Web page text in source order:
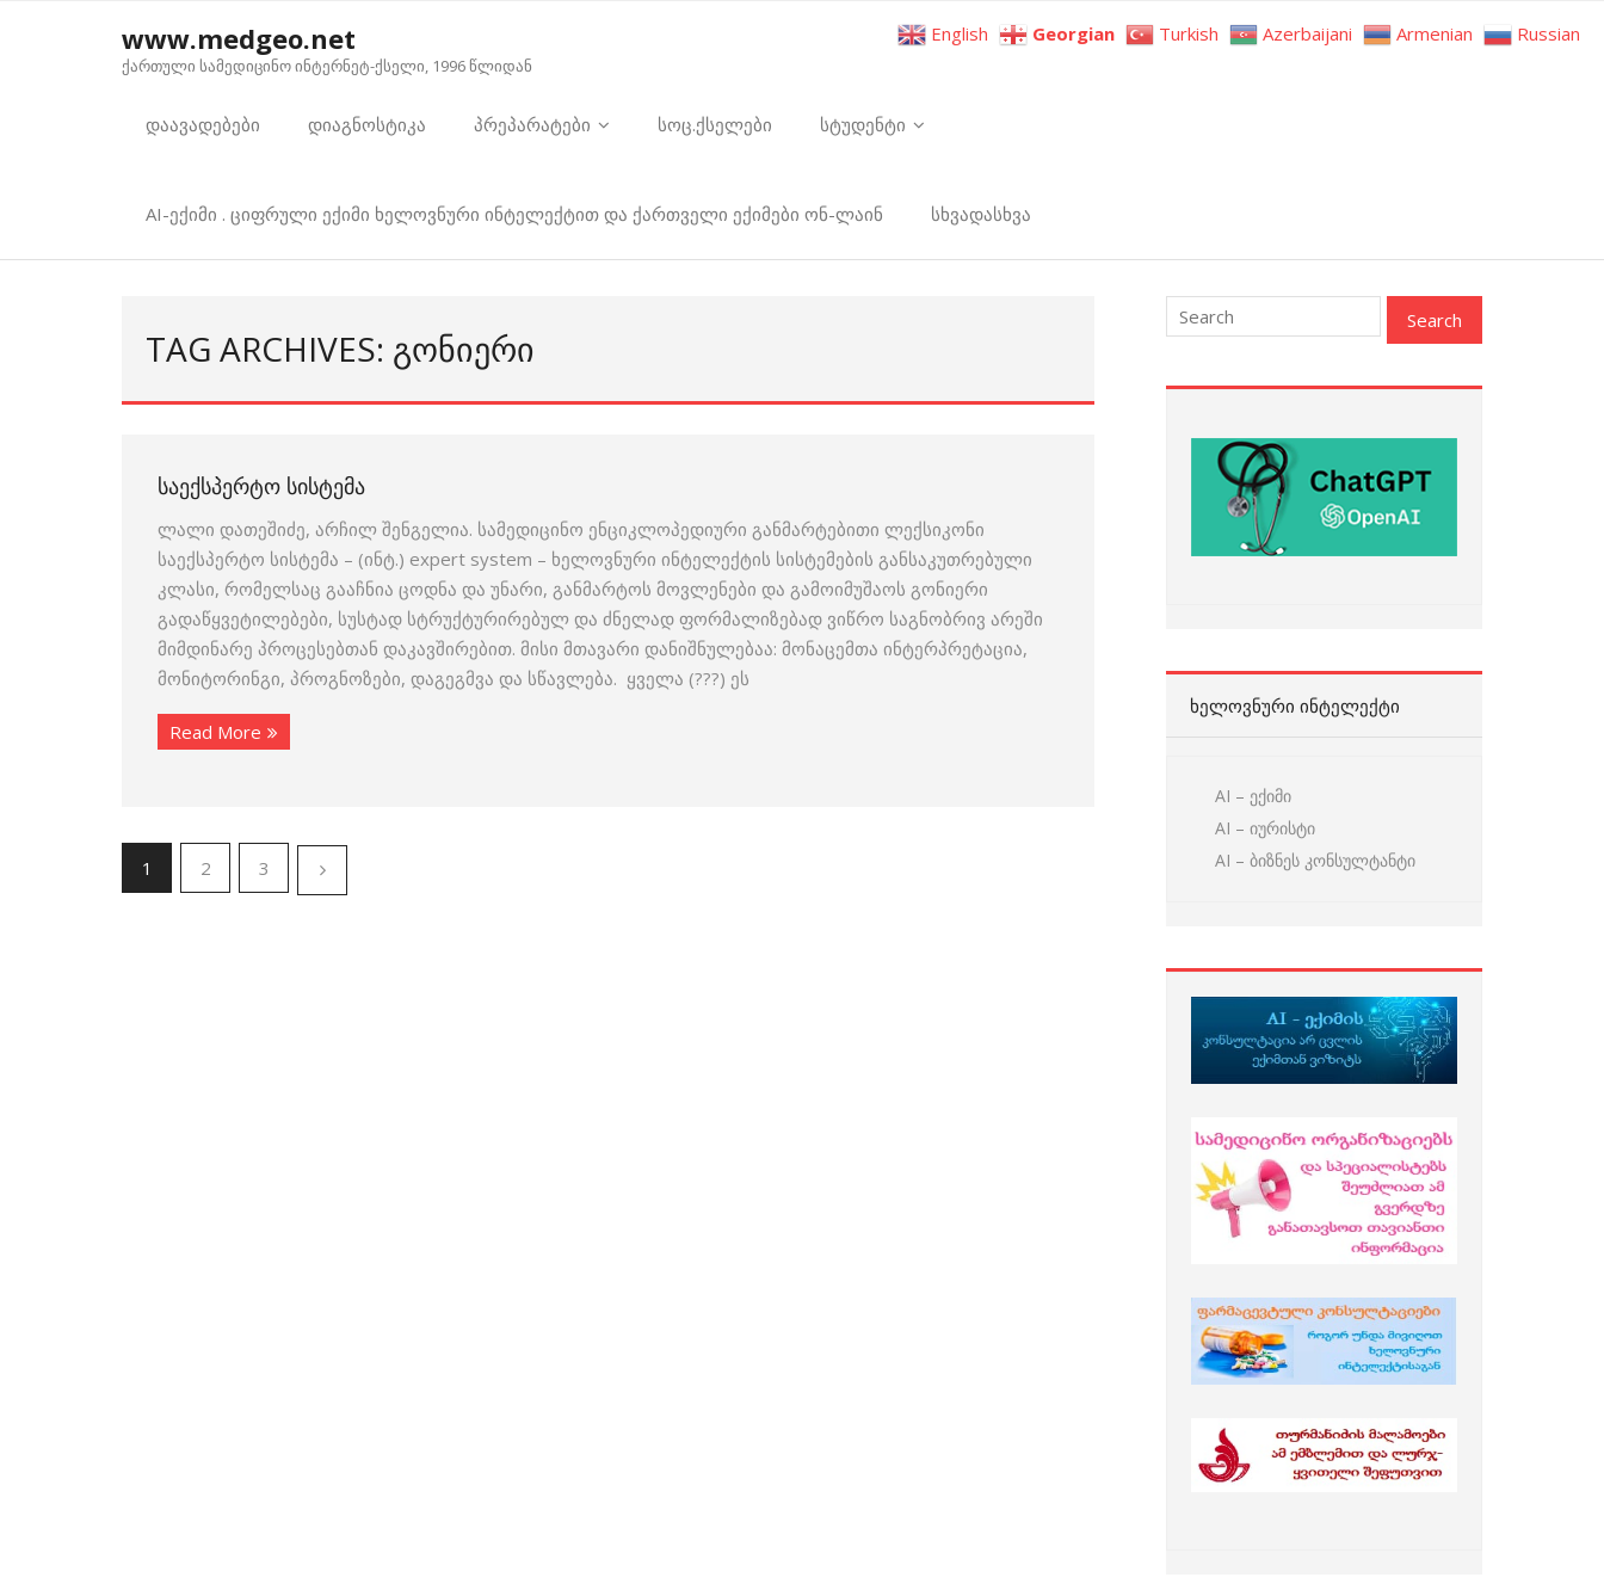
www.medgeo.net
ქართული სამედიცინო ინტერნეტ-ქსელი, 1996 წლიდან
დაავადებები დიაგნოსტიკა პრეპარატები სოც.ქსელები სტუდენტი
AI-ექიმი . ციფრული ექიმი ხელოვნური ინტელექტით და ქართველი ექიმები ონ-ლაინ სხვადასხვა
TAG ARCHIVES: ᲒᲝᲜᲘᲔᲠᲘ
ᲡᲐᲔᲥᲡᲞᲔᲠᲢᲝ ᲡᲘᲡᲢᲔᲛᲐ
ლალი დათეშიძე, არჩილ შენგელია. სამედიცინო ენციკლოპედიური განმარტებითი ლექსიკონი
საექსპერტო სისტემა – (ინტ.) expert system – ხელოვნური ინტელექტის სისტემების განსაკუთრებული
კლასი, რომელსაც გააჩნია ცოდნა და უნარი, განმარტოს მოვლენები და გამოიმუშაოს გონიერი
გადაწყვეტილებები, სუსტად სტრუქტურირებულ და ძნელად ფორმალიზებად ვიწრო საგნობრივ არეში
მიმდინარე პროცესებთან დაკავშირებით. მისი მთავარი დანიშნულებაა: მონაცემთა ინტერპრეტაცია,
მონიტორინგი, პროგნოზები, დაგეგმვა და სწავლება. ყველა (???) ეს
Read More
1 2 3
ᲮᲔᲚᲝᲕᲜᲣᲠᲘ ᲘᲜᲢᲔᲚᲔᲥᲢᲘ
AI – ექიმი
AI – იურისტი
AI – ბიზნეს კონსულტანტი
English Georgian Turkish Azerbaijani Armenian Russian